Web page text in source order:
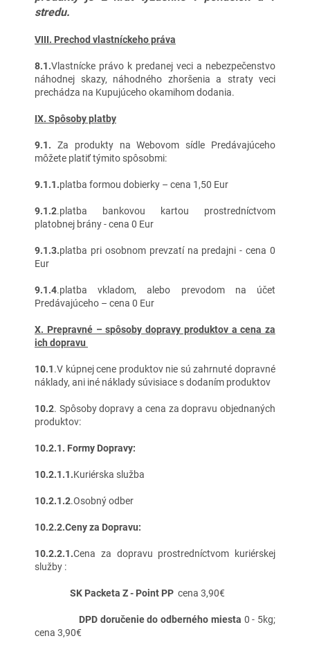
stredu.
VIII. Prechod vlastníckeho práva
8.1.Vlastnícke právo k predanej veci a nebezpečenstvo
náhodnej skazy, náhodného zhoršenia a straty veci
prechádza na Kupujúceho okamihom dodania.
IX. Spôsoby platby
9.1. Za produkty na Webovom sídle Predávajúceho
môžete platiť týmito spôsobmi:
9.1.1.platba formou dobierky – cena 1,50 Eur
9.1.2.platba bankovou kartou prostredníctvom
platobnej brány - cena 0 Eur
9.1.3.platba pri osobnom prevzatí na predajni - cena 0
Eur
9.1.4.platba vkladom, alebo prevodom na účet
Predávajúceho – cena 0 Eur
X. Prepravné – spôsoby dopravy produktov a cena za
ich dopravu
10.1.V kúpnej cene produktov nie sú zahrnuté dopravné
náklady, ani iné náklady súvisiace s dodaním produktov
10.2. Spôsoby dopravy a cena za dopravu objednaných
produktov:
10.2.1. Formy Dopravy:
10.2.1.1.Kuriérska služba
10.2.1.2.Osobný odber
10.2.2.Ceny za Dopravu:
10.2.2.1.Cena za dopravu prostredníctvom kuriérskej
služby :
SK Packeta Z - Point PP cena 3,90€
DPD doručenie do odberného miesta 0 - 5kg;
cena 3,90€